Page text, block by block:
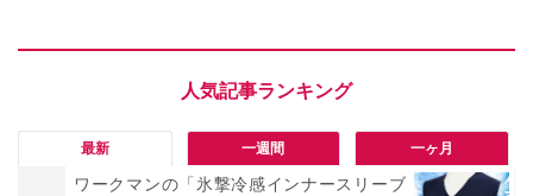
最新 一週間 一ヶ月
ワークマンの「氷撃冷感インナースリーブ